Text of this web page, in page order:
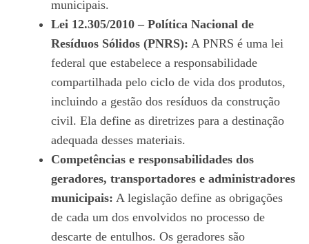
municipais.
Lei 12.305/2010 – Política Nacional de
Resíduos Sólidos (PNRS): A PNRS é uma lei
federal que estabelece a responsabilidade
compartilhada pelo ciclo de vida dos produtos,
incluindo a gestão dos resíduos da construção
civil. Ela define as diretrizes para a destinação
adequada desses materiais.
Competências e responsabilidades dos
geradores, transportadores e administradores
municipais: A legislação define as obrigações
de cada um dos envolvidos no processo de
descarte de entulhos. Os geradores são